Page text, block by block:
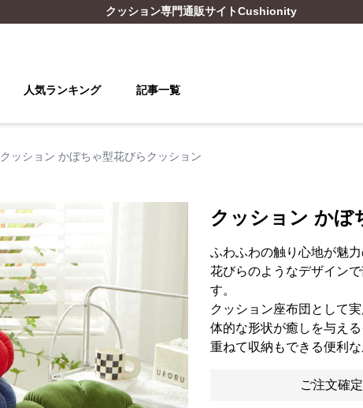
クッション専門通販サイトCushionity
人気ランキング 記事一覧
クッション かぼちゃ型花びらクッション
クッション かぼ
ふわふわの触り心地が魅
花びらのようなデザイン
す。
クッション座布団として
体的な形状が癒しを与え
重ねて収納もできる便利
ご注文確